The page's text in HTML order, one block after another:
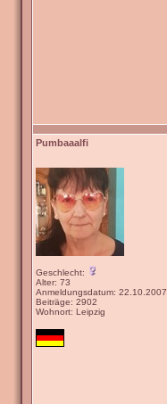
Pumbaaalfi
Geschlecht:
Alter: 73
Anmeldungsdatum: 22.10.2007
Beiträge: 2902
Wohnort: Leipzig